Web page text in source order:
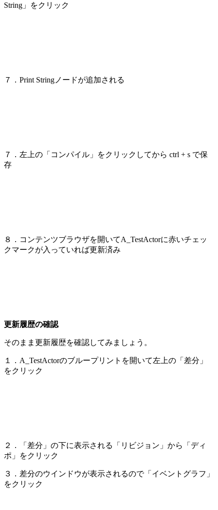
String」をクリック
７．Print Stringノードが追加される
７．左上の「コンパイル」をクリックしてから ctrl + s で保
存
８．コンテンツブラウザを開いてA_TestActorに赤いチェッ
クマークが入っていれば更新済み
更新履歴の確認
そのまま更新履歴を確認してみましょう。
１．A_TestActorのブループリントを開いて左上の「差分」
をクリック
２．「差分」の下に表示される「リビジョン」から「ディ
ポ」をクリック
３．差分のウインドウが表示されるので「イベントグラフ」
をクリック